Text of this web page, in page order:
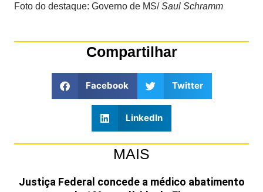
Foto do destaque: Governo de MS/Saul Schramm
Compartilhar
Facebook Twitter
LinkedIn
MAIS
Justiça Federal concede a médico abatimento